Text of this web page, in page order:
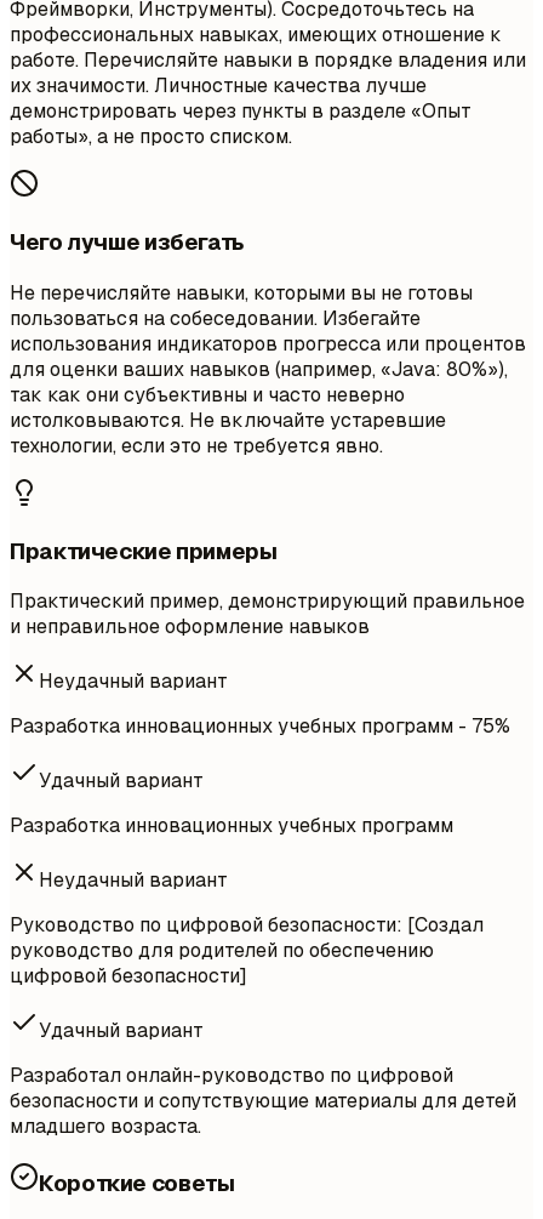
Фреймворки, Инструменты). Сосредоточьтесь на
профессиональных навыках, имеющих отношение к
работе. Перечисляйте навыки в порядке владения или
их значимости. Личностные качества лучше
демонстрировать через пункты в разделе «Опыт
работы», а не просто списком.
Чего лучше избегать
Не перечисляйте навыки, которыми вы не готовы
пользоваться на собеседовании. Избегайте
использования индикаторов прогресса или процентов
для оценки ваших навыков (например, «Java: 80%»),
так как они субъективны и часто неверно
истолковываются. Не включайте устаревшие
технологии, если это не требуется явно.
Практические примеры
Практический пример, демонстрирующий правильное
и неправильное оформление навыков
Неудачный вариант
Разработка инновационных учебных программ - 75%
Удачный вариант
Разработка инновационных учебных программ
Неудачный вариант
Руководство по цифровой безопасности: [Создал
руководство для родителей по обеспечению
цифровой безопасности]
Удачный вариант
Разработал онлайн-руководство по цифровой
безопасности и сопутствующие материалы для детей
младшего возраста.
Короткие советы